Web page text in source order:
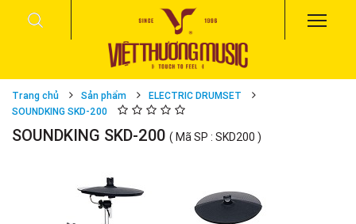
Trang chủ Sản phẩm
ELECTRIC DRUMSET
SOUNDKING SKD-200
SOUNDKING SKD-200 ( Mã SP : SKD200 )